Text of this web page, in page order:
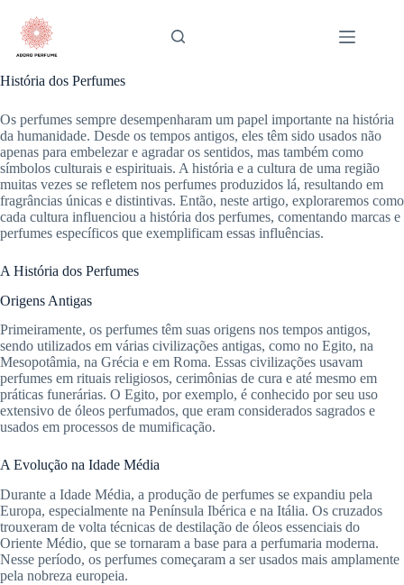
para
conteúdo
História dos Perfumes
Os perfumes sempre desempenharam um papel importante na história
da humanidade. Desde os tempos antigos, eles têm sido usados não
apenas para embelezar e agradar os sentidos, mas também como
símbolos culturais e espirituais. A história e a cultura de uma região
muitas vezes se refletem nos perfumes produzidos lá, resultando em
fragrâncias únicas e distintivas. Então, neste artigo, exploraremos como
cada cultura influenciou a história dos perfumes, comentando marcas e
perfumes específicos que exemplificam essas influências.
A História dos Perfumes
Origens Antigas
Primeiramente, os perfumes têm suas origens nos tempos antigos,
sendo utilizados em várias civilizações antigas, como no Egito, na
Mesopotâmia, na Grécia e em Roma. Essas civilizações usavam
perfumes em rituais religiosos, cerimônias de cura e até mesmo em
práticas funerárias. O Egito, por exemplo, é conhecido por seu uso
extensivo de óleos perfumados, que eram considerados sagrados e
usados em processos de mumificação.
A Evolução na Idade Média
Durante a Idade Média, a produção de perfumes se expandiu pela
Europa, especialmente na Península Ibérica e na Itália. Os cruzados
trouxeram de volta técnicas de destilação de óleos essenciais do
Oriente Médio, que se tornaram a base para a perfumaria moderna.
Nesse período, os perfumes começaram a ser usados mais amplamente
pela nobreza europeia.